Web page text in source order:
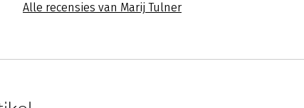
Alle recensies van Marij Tulner